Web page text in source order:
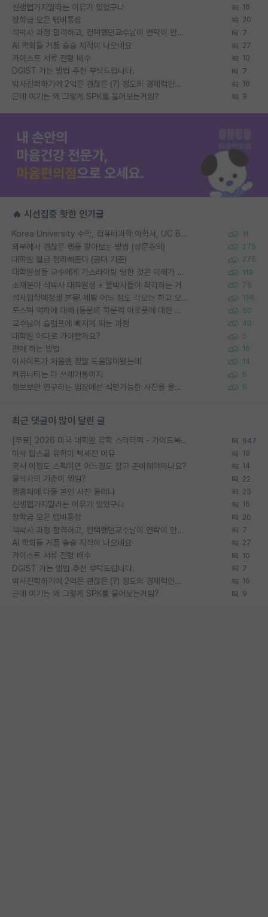
신생랩가지말라는 이유가 있었구나 16
장학금 모은 랩비통장 20
석박사 과정 합격하고, 컨택했던교수님이 연락이 안됩니다... 7
AI 학회들 거품 슬슬 지적이 나오네요 27
카이스트 서류 전형 배수 10
DGIST 가는 방법 추천 부탁드립니다. 7
박사진학하기에 2억은 괜찮은 (?) 정도의 경제력인가요 16
근데 여기는 왜 그렇게 SPK를 물어보는거임? 9
🔥 시선집중 핫한 인기글
Korea University 수학, 컴퓨터과학 이학사, UC Berkeley 산업공학 대학원 공학박사가 되는 것은 쉽지 않겠죠? 11
외부에서 괜찮은 랩을 알아보는 방법 (장문주의) 275
대학원 월급 정리해준다 (공대 기준) 275
대학원생들 교수에게 가스라이팅 당한 것은 이해가 갑니다. 안타깝네요. 119
소재분야 석박사 대학원생 + 물박사들이 착각하는 거 76
석사입학예정생 분들! 제발 어느 정도 각오는 하고 오세요. 156
포스텍 억까에 대해 (동문의 학문적 아웃풋에 대한 반박) 50
교수님이 슬럼프에 빠지게 되는 과정 40
대학원 어디로 가야할까요? 5
편애 하는 방법 16
이사이트가 처음엔 정말 도움많이됐는데 14
커뮤니티는 다 쓰레기통이지 6
정보보안 연구하는 입장에선 식별가능한 사진을 올리는건 비추이긴함 6
최근 댓글이 많이 달린 글
[무료] 2026 미국 대학원 유학 스타터팩 - 가이드북 & 합격자 컨택메일 템플릿 647
미박 탑스쿨 유학이 빡세진 이유 19
혹시 이정도 스펙이면 어느정도 잡고 준비해야하나요? 14
물박사의 기준이 뭐임? 22
랩홈피에 다들 본인 사진 올리냐 23
신생랩가지말라는 이유가 있었구나 16
장학금 모은 랩비통장 20
석박사 과정 합격하고, 컨택했던교수님이 연락이 안됩니다... 7
AI 학회들 거품 슬슬 지적이 나오네요 27
카이스트 서류 전형 배수 10
DGIST 가는 방법 추천 부탁드립니다. 7
박사진학하기에 2억은 괜찮은 (?) 정도의 경제력인가요 16
근데 여기는 왜 그렇게 SPK를 물어보는거임? 9